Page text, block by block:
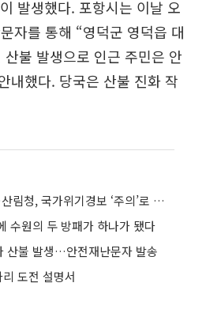
발생했다. 포항시는 이날 오
자를 통해 “영덕군 영덕읍 대
불 발생으로 인근 주민은 안
내했다. 당국은 산불 진화 작
건조특보에 산불 비상…산림청, 국가위기경보 ‘주의’로 상향
수원의 두 방패가 하나가 됐다
산불 발생…안전재난문자 발송
리 도전 설명서